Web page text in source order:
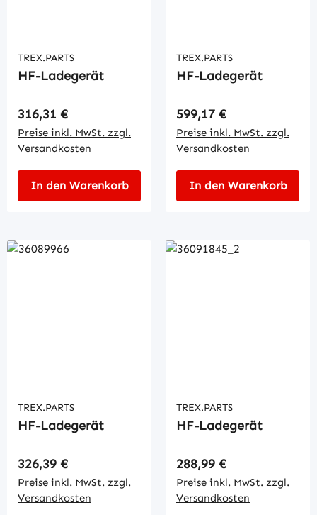
TREX.PARTS
HF-Ladegerät
Regulärer Preis:
316,31 €
Preise inkl. MwSt. zzgl.
Versandkosten
In den Warenkorb
TREX.PARTS
HF-Ladegerät
Regulärer Preis:
599,17 €
Preise inkl. MwSt. zzgl.
Versandkosten
In den Warenkorb
TREX.PARTS
HF-Ladegerät
Regulärer Preis:
326,39 €
Preise inkl. MwSt. zzgl.
Versandkosten
TREX.PARTS
HF-Ladegerät
Regulärer Preis:
288,99 €
Preise inkl. MwSt. zzgl.
Versandkosten